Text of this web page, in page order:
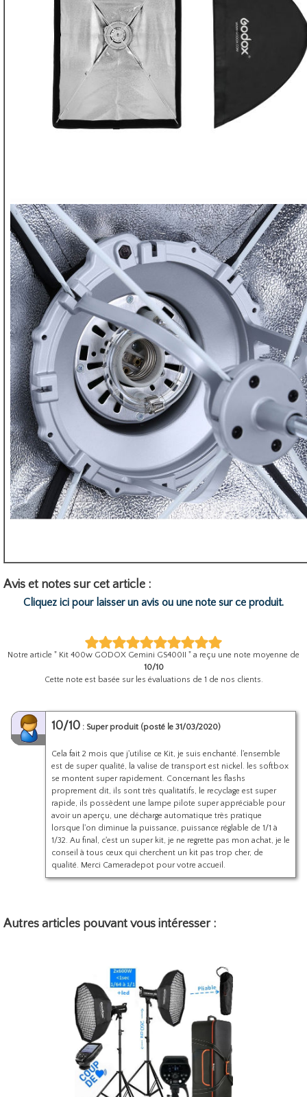
Avis et notes sur cet article :
Cliquez ici pour laisser un avis ou une note sur ce produit.
Notre article " Kit 400w GODOX Gemini GS400II
" a reçu une note moyenne de
10/10
Cette note est basée sur les évaluations de 1 de nos clients.
10/10 : Super produit (posté le 31/03/2020)
Cela fait 2 mois que j'utilise ce Kit, je suis enchanté. l'ensemble
est de super qualité, la valise de transport est nickel. les softbox
se montent super rapidement. Concernant les flashs
proprement dit, ils sont très qualitatifs, le recyclage est super
rapide, ils possèdent une lampe pilote super appréciable pour
avoir un aperçu, une décharge automatique très pratique
lorsque l'on diminue la puissance, puissance réglable de 1/1 à
1/32. Au final, c'est un super kit, je ne regrette pas mon achat, je le
conseil à tous ceux qui cherchent un kit pas trop cher, de
qualité. Merci Cameradepot pour votre accueil.
Autres articles pouvant vous intéresser :